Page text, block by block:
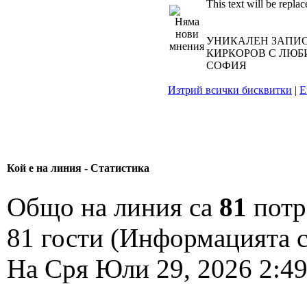
This text will be
УНИКАЛЕН
КИРКОРОВ С
СОФИЯ
Изтрий всички бисквитки |
Кой е на линия - Статистика
Общо на линия са 81
81 гости (Информацията
На Сря Юли 29, 2026